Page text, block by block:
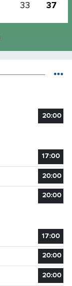
33 37
20:00
17:00
20:00
20:00
17:00
20:00
20:00